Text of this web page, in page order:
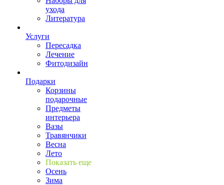
ухода
Литература
Услуги
Пересадка
Лечение
Фитодизайн
Подарки
Корзины
подарочные
Предметы
интерьера
Вазы
Травянчики
Весна
Лето
Показать еще
Осень
Зима